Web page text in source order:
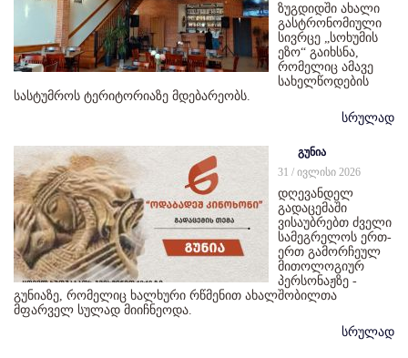
ზუგდიდში ახალი
გასტრონომიული
სივრცე „სოხუმის
ეზო“ გაიხსნა,
რომელიც ამავე
სახელწოდების
სასტუმროს ტერიტორიაზე მდებარეობს.
სრულად
გუნია
31 / ივლისი 2026
დღევანდელ
გადაცემაში
ვისაუბრებთ ძველი
სამეგრელოს ერთ-
ერთ გამორჩეულ
მითოლოგიურ
პერსონაჟზე -
გუნიაზე, რომელიც ხალხური რწმენით ახალშობილთა
მფარველ სულად მიიჩნეოდა.
სრულად